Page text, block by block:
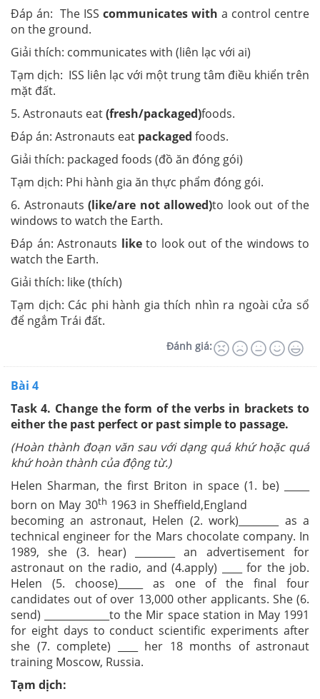
Đáp án: The ISS communicates with a control centre
on the ground.
Giải thích: communicates with (liên lạc với ai)
Tạm dịch: ISS liên lạc với một trung tâm điều khiển trên
mặt đất.
5. Astronauts eat(fresh/packaged)foods.
Đáp án: Astronauts eat packaged foods.
Giải thích: packaged foods (đồ ăn đóng gói)
Tạm dịch: Phi hành gia ăn thực phẩm đóng gói.
6. Astronauts (like/are not allowed)to look out of the
windows to watch the Earth.
Đáp án: Astronauts like to look out of the windows to
watch the Earth.
Giải thích: like(thích)
Tạm dịch: Các phi hành gia thích nhìn ra ngoài cửa sổ
để ngắm Trái đất.
Đánh giá:
Bài 4
Task 4. Change the form of the verbs in brackets to
either the past perfect or past simple to passage.
(Hoàn thành đoạn văn sau với dạng quá khứ hoặc quá
khứ hoàn thành của động từ.)
Helen Sharman, the first Briton in space (1. be) _____
born on May 30th 1963 in Sheffield,England
becoming an astronaut, Helen (2. work)________ as a
technical engineer for the Mars chocolate company. In
1989, she (3. hear) ________ an advertisement for
astronaut on the radio, and (4.apply) ____ for the job.
Helen (5. choose)_____ as one of the final four
candidates out of over 13,000 other applicants. She (6.
send) _____________to the Mir space station in May 1991
for eight days to conduct scientific experiments after
she (7. complete) ____ her 18 months of astronaut
training Moscow, Russia.
Tạm dịch: